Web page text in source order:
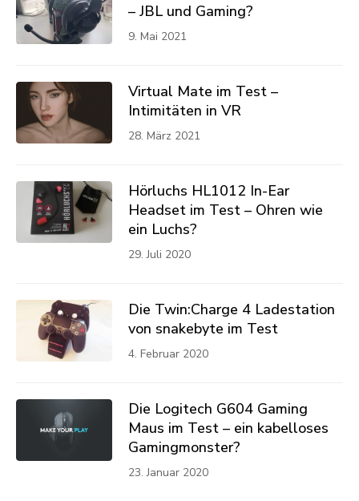
– JBL und Gaming?
9. Mai 2021
Virtual Mate im Test –
Intimitäten in VR
28. März 2021
Hörluchs HL1012 In-Ear
Headset im Test – Ohren wie
ein Luchs?
29. Juli 2020
Die Twin:Charge 4 Ladestation
von snakebyte im Test
4. Februar 2020
Die Logitech G604 Gaming
Maus im Test – ein kabelloses
Gamingmonster?
23. Januar 2020